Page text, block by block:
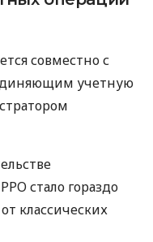
совместно с
учетную
стало гораздо
классических